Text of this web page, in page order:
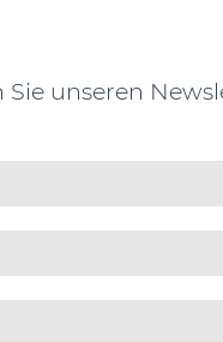
unseren